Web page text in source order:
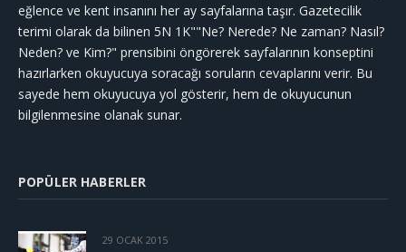
eğlence ve kent insanını her ay sayfalarına taşır. Gazetecilik
terimi olarak da bilinen 5N 1K""Ne? Nerede? Ne zaman? Nasıl?
Neden? ve Kim?" prensibini öngörerek sayfalarının konseptini
hazırlarken okuyucuya soracağı soruların cevaplarını verir. Bu
sayede hem okuyucuya yol gösterir, hem de okuyucunun
bilgilenmesine olanak sunar.
POPÜLER HABERLER
29 OCAK 2015